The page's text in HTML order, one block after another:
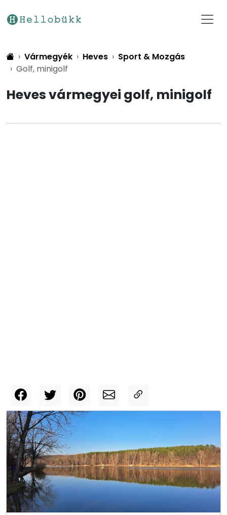
Vármegyék Heves
Sport & Mozgás
Golf, minigolf
Heves vármegyei golf, minigolf